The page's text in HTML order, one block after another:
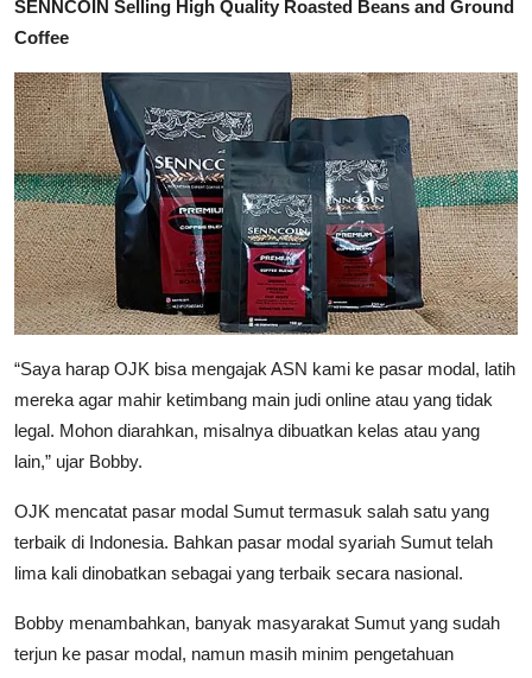
SENNCOIN Selling High Quality Roasted Beans and Ground
Coffee
“Saya harap OJK bisa mengajak ASN kami ke pasar modal, latih
mereka agar mahir ketimbang main judi online atau yang tidak
legal. Mohon diarahkan, misalnya dibuatkan kelas atau yang
lain,” ujar Bobby.
OJK mencatat pasar modal Sumut termasuk salah satu yang
terbaik di Indonesia. Bahkan pasar modal syariah Sumut telah
lima kali dinobatkan sebagai yang terbaik secara nasional.
Bobby menambahkan, banyak masyarakat Sumut yang sudah
terjun ke pasar modal, namun masih minim pengetahuan